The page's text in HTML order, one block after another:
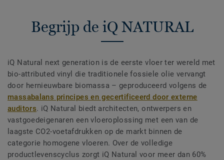
Begrijp de iQ NATURAL
iQ Natural next generation is de eerste vloer ter wereld met
bio-attributed vinyl die traditionele fossiele olie vervangt
door hernieuwbare biomassa – geproduceerd volgens de
massabalans principes en gecertificeerd door externe
auditors. iQ Natural biedt architecten, ontwerpers en
vastgoedeigenaren een vloeroplossing met een van de
laagste CO2-voetafdrukken op de markt binnen de
categorie homogene vloeren. Over de volledige
productlevenscyclus zorgt iQ Natural voor meer dan 60%